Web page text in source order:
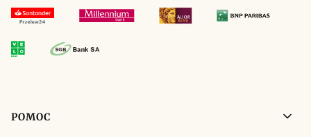
Linki w stopce
POMOC